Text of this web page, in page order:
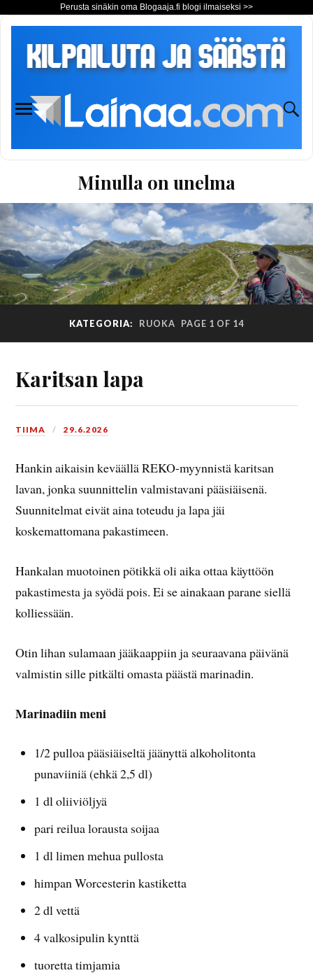
Perusta sinäkin oma Blogaaja.fi blogi ilmaiseksi >>
Minulla on unelma
KATEGORIA: RUOKA PAGE 1 OF 14
Karitsan lapa
TIIMA 29.6.2026
Hankin aikaisin keväällä REKO-myynnistä karitsan
lavan, jonka suunnittelin valmistavani pääsiäisenä.
Suunnitelmat eivät aina toteudu ja lapa jäi
koskemattomana pakastimeen.
Hankalan muotoinen pötikkä oli aika ottaa käyttöön
pakastimesta ja syödä pois. Ei se ainakaan parane siellä
kolliessään.
Otin lihan sulamaan jääkaappiin ja seuraavana päivänä
valmistin sille pitkälti omasta päästä marinadin.
Marinadiin meni
1/2 pulloa pääsiäiseltä jäänyttä alkoholitonta
punaviiniä (ehkä 2,5 dl)
1 dl oliiviöljyä
pari reilua lorausta soijaa
1 dl limen mehua pullosta
himpan Worcesterin kastiketta
2 dl vettä
4 valkosipulin kynttä
tuoretta timjamia